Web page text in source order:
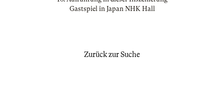
Gastspiel in Japan NHK Hall
Zurück zur Suche